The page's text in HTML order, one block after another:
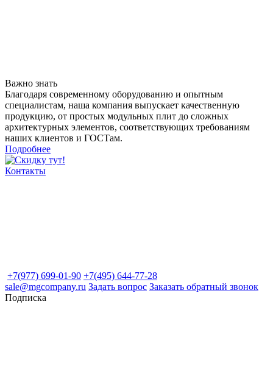
Важно знать
Благодаря современному оборудованию и опытным
специалистам, наша компания выпускает качественную
продукцию, от простых модульных плит до сложных
архитектурных элементов, соответствующих требованиям
наших клиентов и ГОСТам.
Подробнее
Контакты
+7(977) 699-01-90 +7(495) 644-77-28
sale@mgcompany.ru Задать вопрос Заказать обратный звонок
Подписка